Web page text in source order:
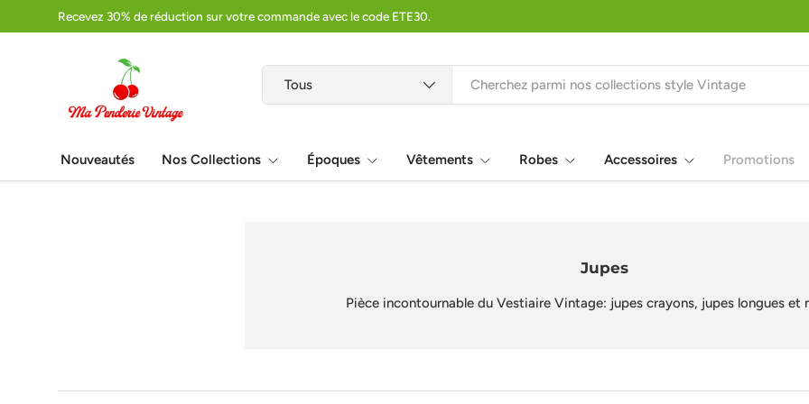
Aller au contenu
Recevez 30% de réduction sur votre commande avec le code ETE30.
Tous
Nouveautés Nos Collections Époques Vêtements Robes Accessoires Promotions
Jupes
Pièce incontournable du Vestiaire Vintage: jupes crayons, jupes longues et